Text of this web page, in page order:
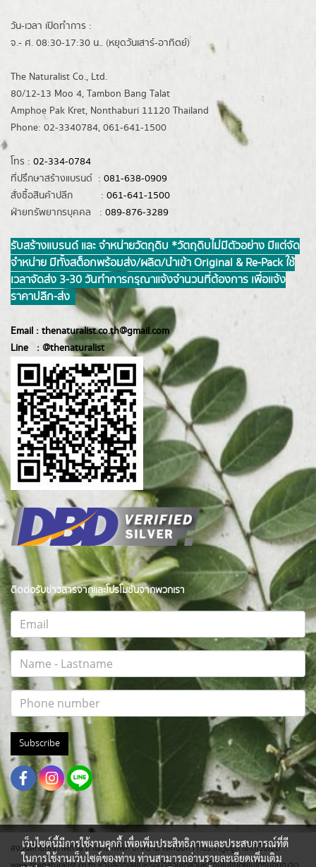
วัน-เวลา เปิดทำการ :
จ.- ศ. 08:30-17:30 น.. (หยุดวันเสาร์-อาทิตย์)
The Naturalist Co., Ltd.
80/12-13 Moo 4, Tambon Bang Talat
Amphoe Pak Kret, Nonthaburi 11120 Thailand
Phone: 02-3340784, 061-641-1500
โทร : 02-334-0784
ที่ปรึกษาสร้างแบรนด์ : 081-638-0909
สั่งซื้อสินค้าปลีก : 061-641-1500
ฝ่ายทรัพยากรบุคคล : 089-876-3289
รับสร้างแบรนด์ และ จำหน่ายวัตถุดิบ *วัตถุดิบไม่มีตัวอย่าง มีแต่จัด
จำหน่าย มีทั้งสต็อกพร้อมส่ง/ผลิต/นำเข้า Original & Re-Pack ใช้
เวลาจัดส่ง 3-30 วันทำการ กรุณาแจ้งจำนวนที่ต้องการ เพื่อแจ้ง
ราคาปลีก-ส่ง
Email : thenaturalist.co.th@gmail.com
Line : @thenaturalist
ติดต่อรับข่าวสารจากและโปรโมชั่นจากพวกเรา
Subscribe
สงวนสิทธิ์ทุกภาพถ่าย ภาพกราฟฟิค บทความ และเนื้อหา ที่ปรากฎอยู่ภายใต้เว็บไซต์
เว็บไซต์นี้มีการใช้งานคุกกี้ เพื่อเพิ่มประสิทธิภาพและประสบการณ์ที่ดี
ในการใช้งานเว็บไซต์ของท่าน ท่านสามารถอ่านรายละเอียดเพิ่มเติม